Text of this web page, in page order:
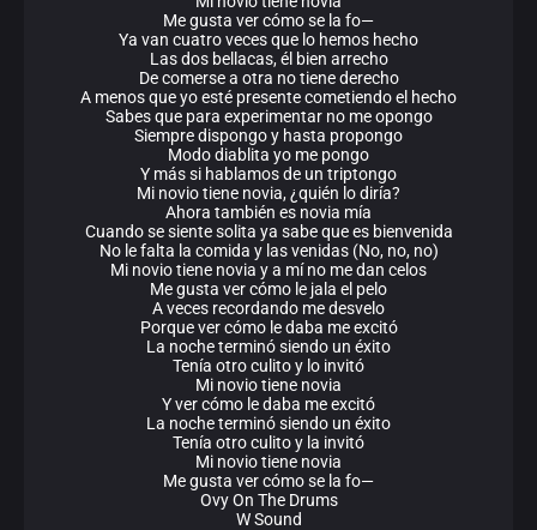
Me gusta ver cómo se la fo—
Ya van cuatro veces que lo hemos hecho
Las dos bellacas, él bien arrecho
De comerse a otra no tiene derecho
A menos que yo esté presente cometiendo el hecho
Sabes que para experimentar no me opongo
Siempre dispongo y hasta propongo
Modo diablita yo me pongo
Y más si hablamos de un triptongo
Mi novio tiene novia, ¿quién lo diría?
Ahora también es novia mía
Cuando se siente solita ya sabe que es bienvenida
No le falta la comida y las venidas (No, no, no)
Mi novio tiene novia y a mí no me dan celos
Me gusta ver cómo le jala el pelo
A veces recordando me desvelo
Porque ver cómo le daba me excitó
La noche terminó siendo un éxito
Tenía otro culito y lo invitó
Mi novio tiene novia
Y ver cómo le daba me excitó
La noche terminó siendo un éxito
Tenía otro culito y la invitó
Mi novio tiene novia
Me gusta ver cómo se la fo—
Ovy On The Drums
W Sound